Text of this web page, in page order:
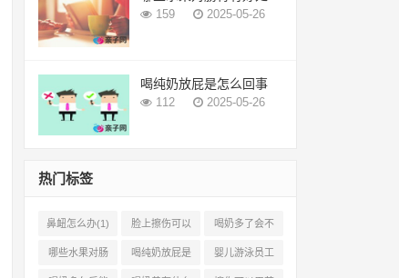
159 2025-05-26
喝纯奶放屁是怎么回事
112 2025-05-26
热门标签
鼻衄怎么办(1) 脸上擦伤可以
用芦荟吗(1)
喝奶多了会不
会上火(2)
哪些水果对肠 喝纯奶放屁是 婴儿游泳员工